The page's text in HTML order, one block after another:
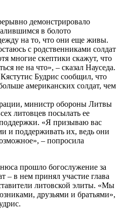
демонстрировало
в болото
на то, что они еще живы.
с родственниками солдат
многие скептики скажут, что
не на что», – сказал Науседа.
Будрис сообщил, что
американских солдат, чем
министр обороны Литвы
литовцев посылать ее
«Я призываю вас
и поддерживать их, ведь они
– попросила
прошло богослужение за
– в нем принял участие глава
литовской элиты. «Мы
друзьями и братьями»,